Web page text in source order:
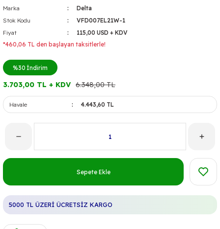
Marka
Delta
Stok Kodu
VFD007EL21W-1
Fiyat
115,00 USD + KDV
*460,06 TL den başlayan taksitlerle!
%30 İndirim
3.703,00 TL + KDV 6.348,00 TL
Havale 4.443,60 TL
Sepete Ekle
5000 TL ÜZERİ ÜCRETSİZ KARGO